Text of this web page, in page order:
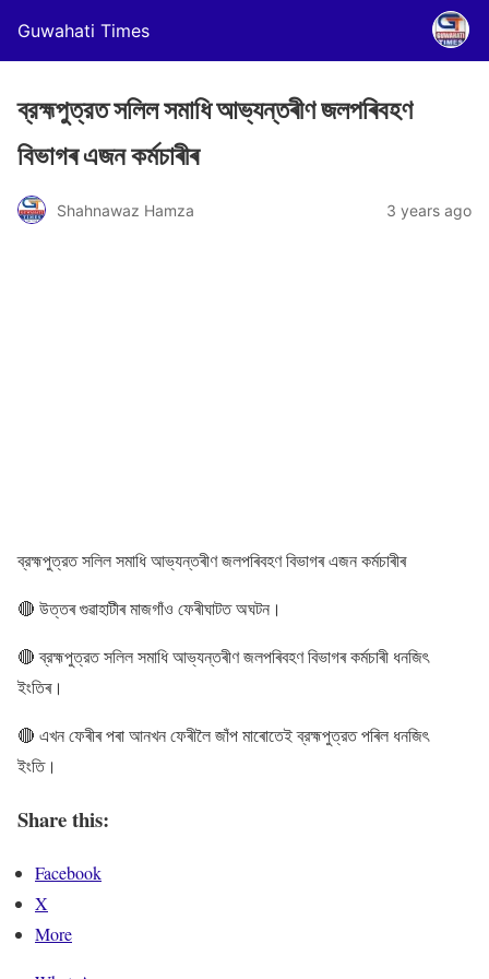
Guwahati Times
ব্রহ্মপুত্রত সলিল সমাধি আভ্যন্তৰীণ জলপৰিবহণ
বিভাগৰ এজন কৰ্মচাৰীৰ
Shahnawaz Hamza 3 years ago
ব্রহ্মপুত্রত সলিল সমাধি আভ্যন্তৰীণ জলপৰিবহণ বিভাগৰ এজন কৰ্মচাৰীৰ
🔴 উত্তৰ গুৱাহাটীৰ মাজগাঁও ফেৰীঘাটত অঘটন।
🔴 ব্রহ্মপুত্রত সলিল সমাধি আভ্যন্তৰীণ জলপৰিবহণ বিভাগৰ কৰ্মচাৰী ধনজিৎ
ইংতিৰ।
🔴 এখন ফেৰীৰ পৰা আনখন ফেৰীলৈ জাঁপ মাৰোতেই ব্রহ্মপুত্রত পৰিল ধনজিৎ
ইংতি।
Share this:
Facebook
X
More